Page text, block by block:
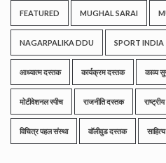
FEATURED MUGHAL SARAI
NAGARPALIKA DDU SPORT INDIA
आध्यात्म दस्तक कार्यक्रम दस्तक काव्य
मोटीवेशनल स्पीच राजनीति दस्तक
विचित्र पहल संस्था वॉलीवुड दस्तक